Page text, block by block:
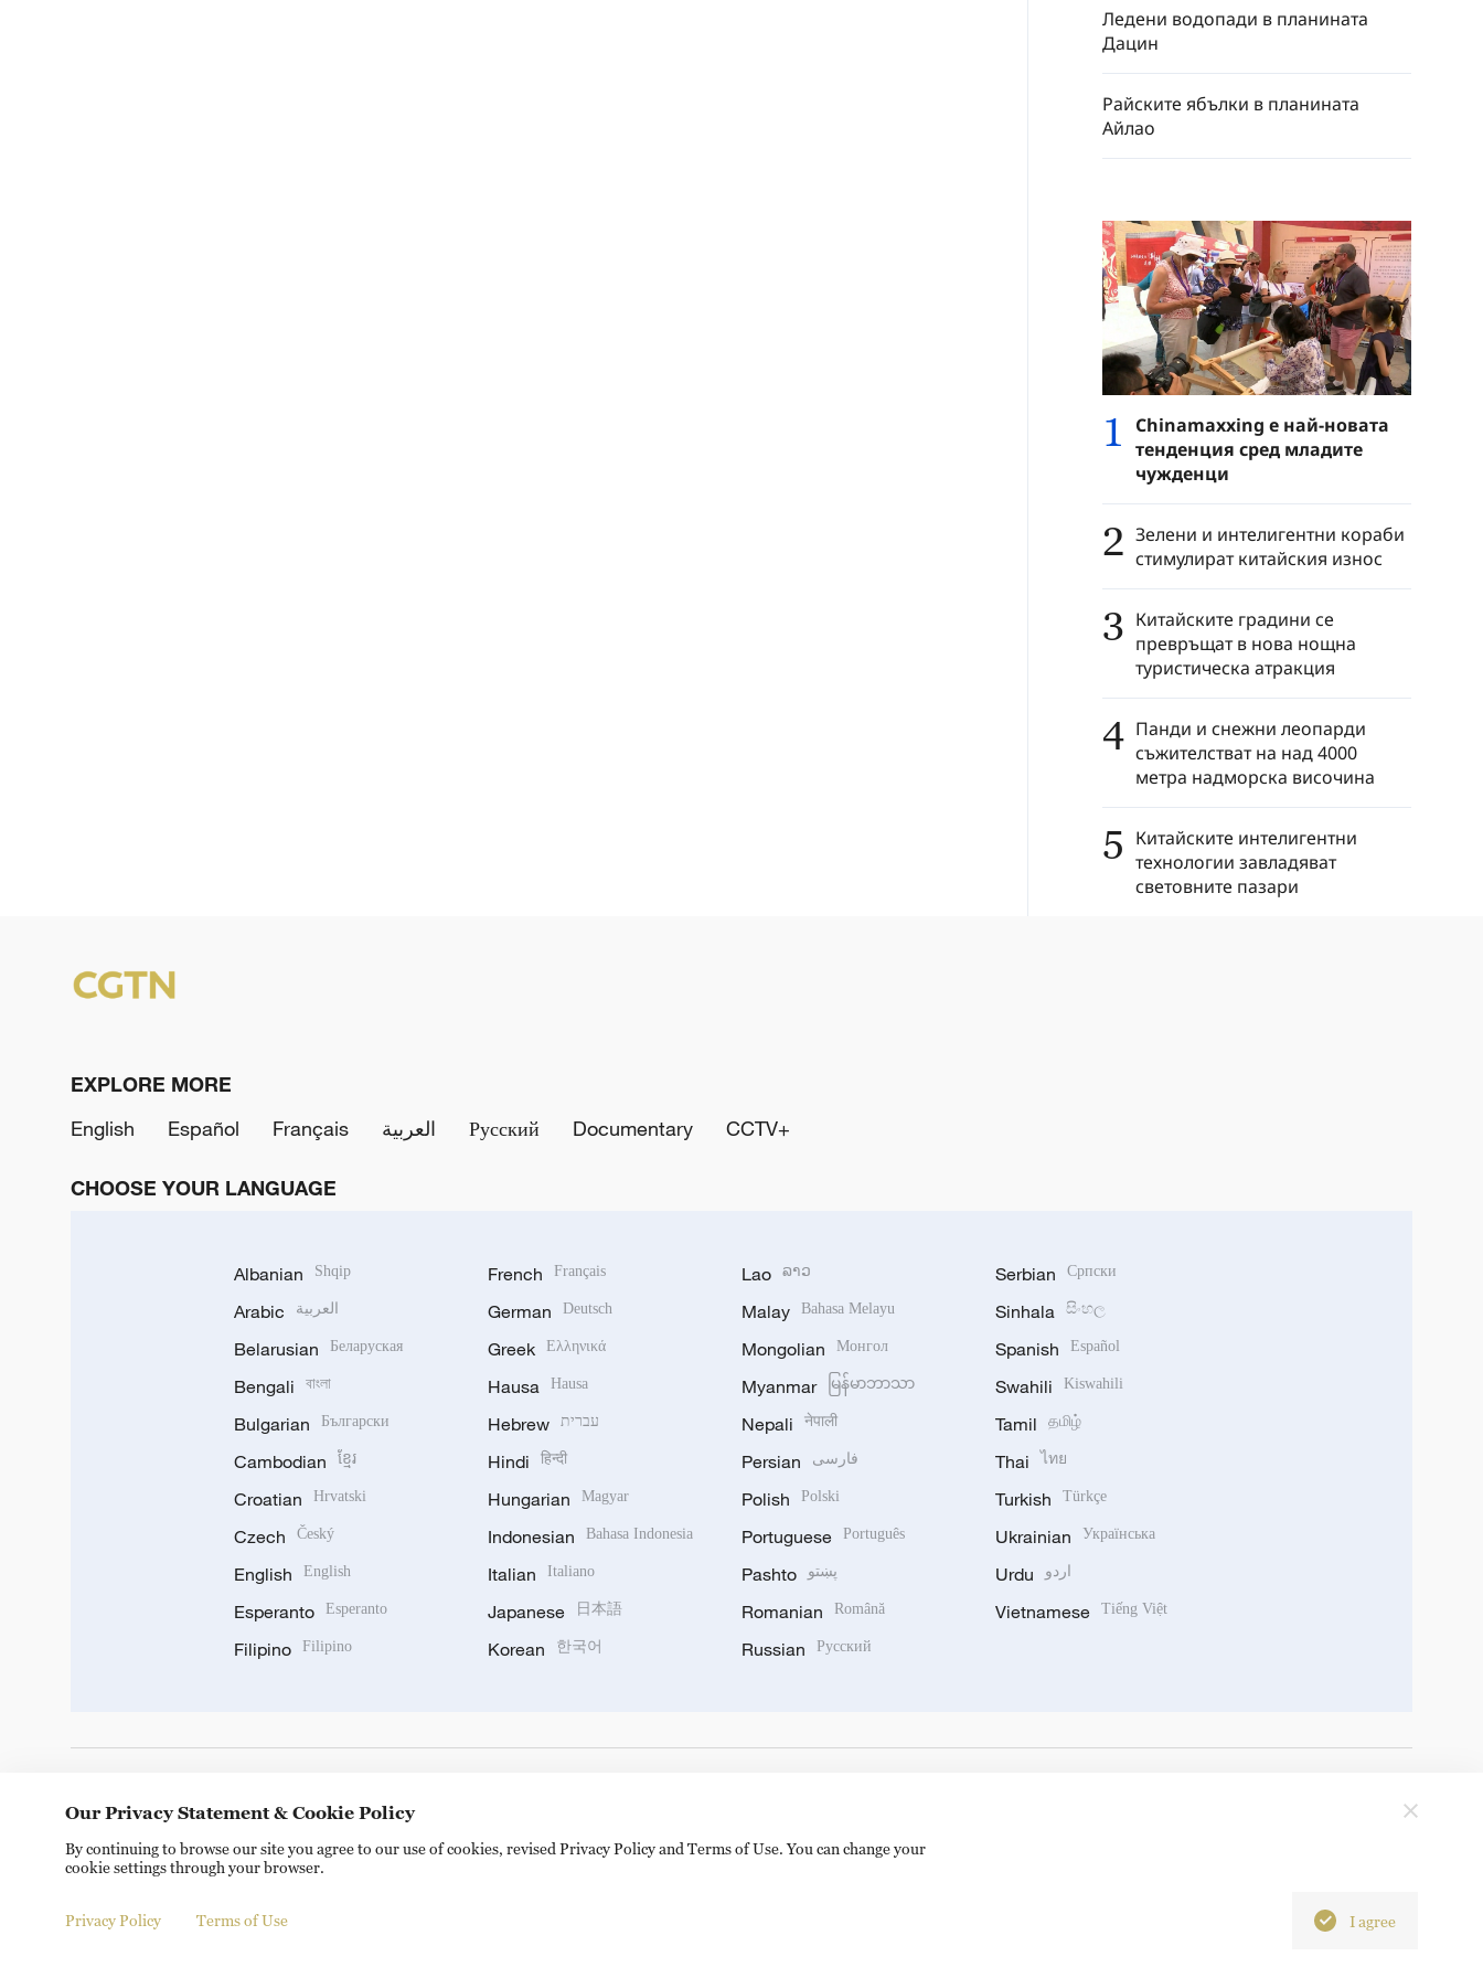
Ледени водопади в планината
Дацин
Райските ябълки в планината
Айлао
1
Chinamaxxing е най-новата
тенденция сред младите
чужденци
2 Зелени и интелигентни кораби
стимулират китайския износ
3 Китайските градини се
превръщат в нова нощна
туристическа атракция
4 Панди и снежни леопарди
съжителстват на над 4000
метра надморска височина
5 Китайските интелигентни
технологии завладяват
световните пазари
EXPLORE MORE
English
Español Français العربية Русский Documentary CCTV+
CHOOSE YOUR LANGUAGE
Albanian Shqip
Arabic العربية
Belarusian Беларуская
Bengali বাংলা
Bulgarian Български
Cambodian ខ្មែរ
Croatian Hrvatski
Czech Český
English English
Esperanto Esperanto
Filipino Filipino
French Français
German Deutsch
Greek Ελληνικά
Hausa Hausa
Hebrew עברית
Hindi हिन्दी
Hungarian Magyar
Indonesian Bahasa Indonesia
Italian Italiano
Japanese 日本語
Korean 한국어
Lao ລາວ
Malay Bahasa Melayu
Mongolian Монгол
Myanmar မြန်မာဘာသာ
Nepali नेपाली
Persian فارسی
Polish Polski
Portuguese Português
Pashto پښتو
Romanian Română
Russian Русский
Serbian Српски
Sinhala සිංහල
Spanish Español
Swahili Kiswahili
Tamil தமிழ்
Thai ไทย
Turkish Türkçe
Ukrainian Українська
Urdu اردو
Vietnamese Tiếng Việt
© China Radio International.CRI. All Rights Reserved. 16A Shijingshan Road, Beijing, China. 100040
Our Privacy Statement & Cookie Policy
By continuing to browse our site you agree to our use of cookies, revised Privacy Policy and Terms of Use. You can change your
cookie settings through your browser.
Privacy Policy Terms of Use I agree